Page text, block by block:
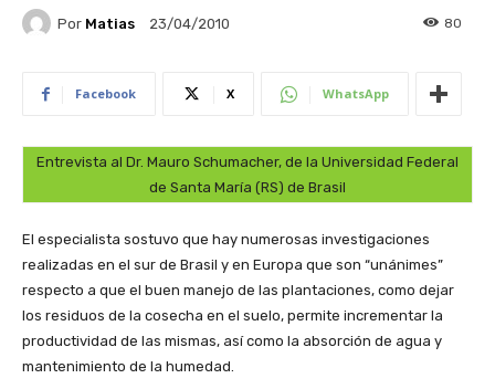
Por Matias 23/04/2010 80
Facebook X WhatsApp
Entrevista al Dr. Mauro Schumacher, de la Universidad Federal
de Santa María (RS) de Brasil
El especialista sostuvo que hay numerosas investigaciones
realizadas en el sur de Brasil y en Europa que son “unánimes”
respecto a que el buen manejo de las plantaciones, como dejar
los residuos de la cosecha en el suelo, permite incrementar la
productividad de las mismas, así como la absorción de agua y
mantenimiento de la humedad.